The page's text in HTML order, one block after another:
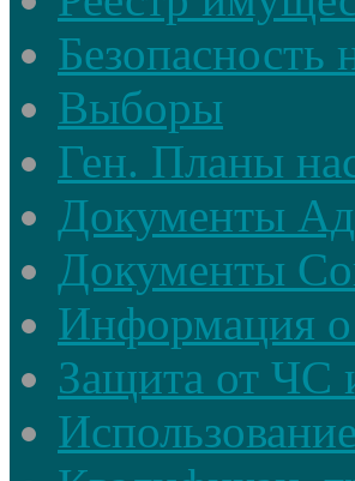
Безопасность
Выборы
Ген. Планы
Документы
Документы
Информация о
Защита от ЧС